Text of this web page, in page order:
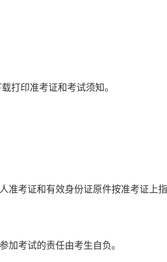
打印准考证和考试须知。
准考证和有效身份证原件按准考证上
加考试的责任由考生自负。